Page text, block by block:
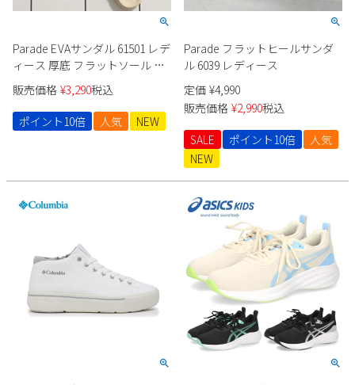
Parade EVAサンダル 61501 レデ
ィース 厚底 フラットソール フ
ットベッド
販売価格 ¥3,290税込
ポイント10倍
人気 NEW
Parade フラットヒールサンダ
ル 6039 レディース
定価 ¥4,990
販売価格 ¥2,990税込
SALE
ポイント10倍
人気
NEW